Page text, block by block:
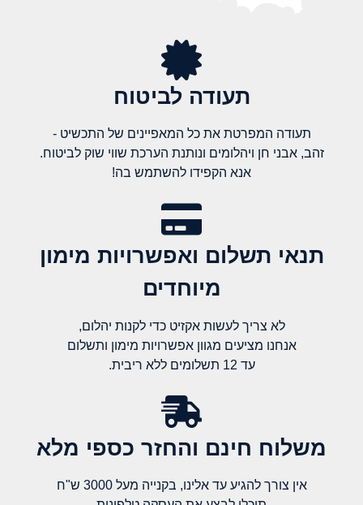
תעודה לביטוח
תעודה המפרטת את כל המאפיינים של התכשיט -
זהב, אבני חן ויהלומים ונותנת הערכת שווי שוק לביטוח.
אנא הקפידו להשתמש בה!
תנאי תשלום ואפשרויות מימון
מיוחדים
לא צריך לעשות אקזיט כדי לקנות יהלום,
אנחנו מציעים מגוון אפשרויות מימון ותשלום
עד 12 תשלומים ללא ריבית.
משלוח חינם והחזר כספי מלא​
אין צורך להגיע עד אלינו, בקנייה מעל 3000 ש"ח